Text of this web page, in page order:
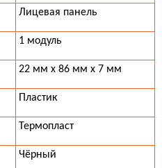
Лицевая панель
1 модуль
22 мм x 86 мм x 7 мм
Пластик
Термопласт
Чёрный